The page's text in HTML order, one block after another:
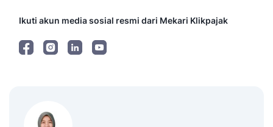
Ikuti akun media sosial resmi dari Mekari Klikpajak